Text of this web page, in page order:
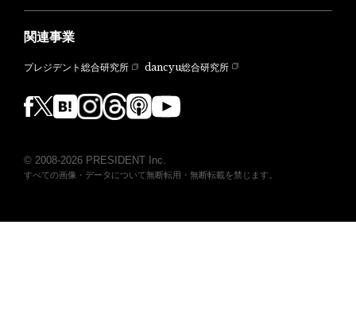
関連事業
プレジデント総合研究所 dancyu総合研究所
© 2008-2026 PRESIDENT Inc.
すべての画像・データについて無断転用・無断転載を禁じます。